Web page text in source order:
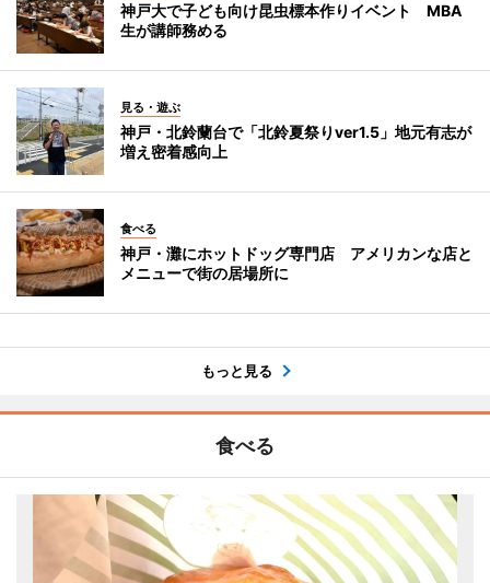
神戸大で子ども向け昆虫標本作りイベント MBA
生が講師務める
見る・遊ぶ
神戸・北鈴蘭台で「北鈴夏祭りver1.5」地元有志が
増え密着感向上
食べる
神戸・灘にホットドッグ専門店 アメリカンな店と
メニューで街の居場所に
もっと見る
食べる